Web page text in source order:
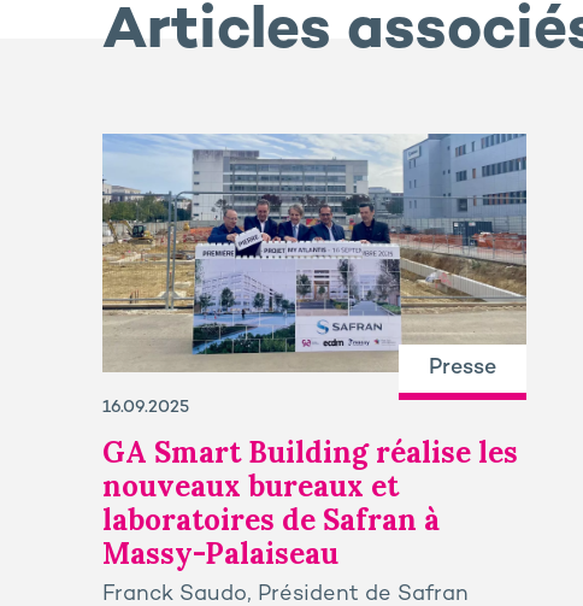
Articles
Presse
16.09.2025
GA Smart Building réalise les
nouveaux bureaux et
laboratoires de Safran à
Massy-Palaiseau
Franck Saudo, Président de Safran